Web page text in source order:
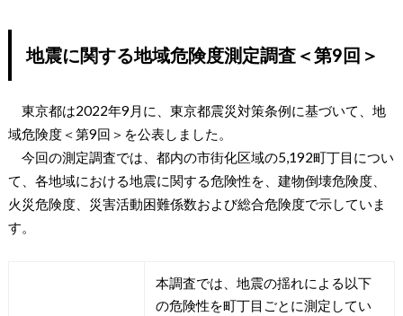
地震に関する地域危険度測定調査＜第9回＞
東京都は2022年9月に、東京都震災対策条例に基づいて、地
域危険度＜第9回＞を公表しました。
今回の測定調査では、都内の市街化区域の5,192町丁目につい
て、各地域における地震に関する危険性を、建物倒壊危険度、
火災危険度、災害活動困難係数および総合危険度で示していま
す。
本調査では、地震の揺れによる以下
の危険性を町丁目ごとに測定してい